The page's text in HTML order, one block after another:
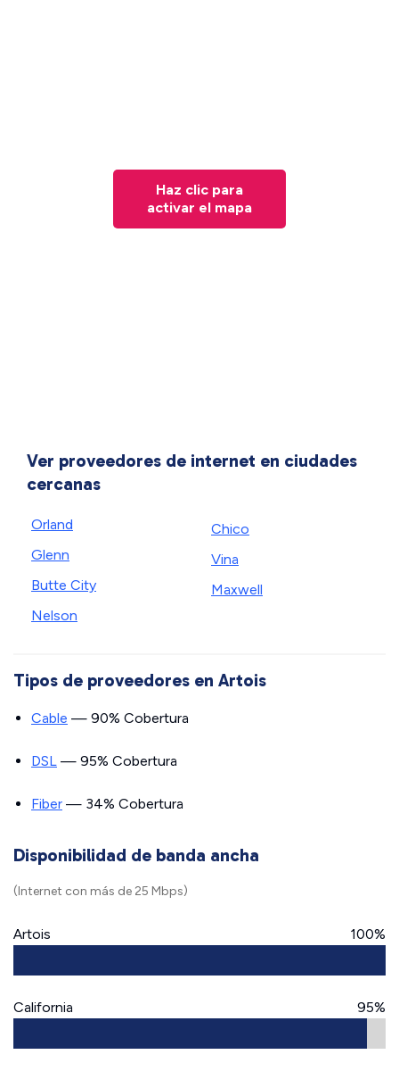
Haz clic para
activar el mapa
Ver proveedores de internet en ciudades
cercanas
Orland
Glenn
Butte City
Nelson
Chico
Vina
Maxwell
Tipos de proveedores en Artois
Cable — 90% Cobertura
DSL — 95% Cobertura
Fiber — 34% Cobertura
Disponibilidad de banda ancha
(Internet con más de 25 Mbps)
Artois 100%
California 95%